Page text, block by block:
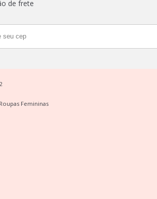
de frete
Roupas Femininas